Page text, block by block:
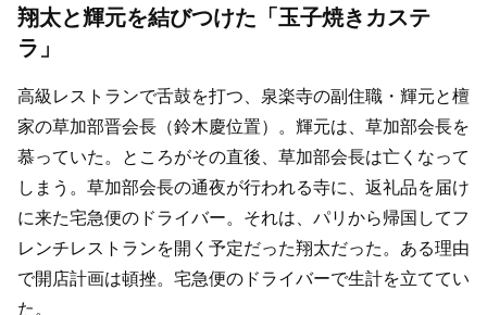
翔太と輝元を結びつけた「玉子焼きカステ
ラ」
高級レストランで舌鼓を打つ、泉楽寺の副住職・輝元と檀
家の草加部晋会長（鈴木慶位置）。輝元は、草加部会長を
慕っていた。ところがその直後、草加部会長は亡くなって
しまう。草加部会長の通夜が行われる寺に、返礼品を届け
に来た宅急便のドライバー。それは、パリから帰国してフ
レンチレストランを開く予定だった翔太だった。ある理由
で開店計画は頓挫。宅急便のドライバーで生計を立ててい
た。